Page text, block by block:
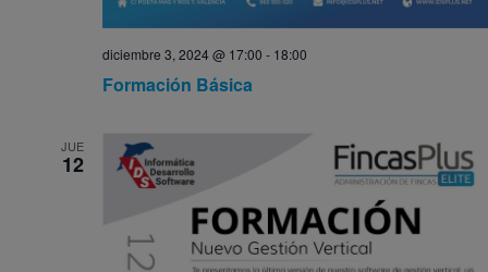
diciembre 3, 2024 @ 17:00 - 18:00
Formación Básica
JUE
12